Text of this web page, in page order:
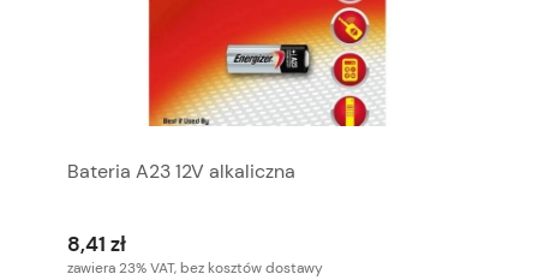
Bateria A23 12V alkaliczna
8,41 zł
zawiera 23% VAT, bez kosztów dostawy